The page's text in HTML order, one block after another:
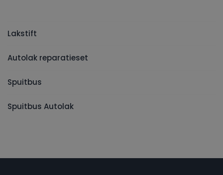
Lakstift
Autolak reparatieset
Spuitbus
Spuitbus Autolak